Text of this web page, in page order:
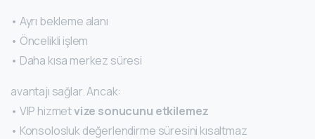
• Ayrı bekleme alanı
• Öncelikli işlem
• Daha kısa merkez süresi
avantajı sağlar. Ancak:
• VIP hizmetvize sonucunu etkilemez
• Konsolosluk değerlendirme süresini kısaltmaz